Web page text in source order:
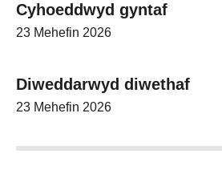
Cyhoeddwyd gyntaf
23 Mehefin 2026
Diweddarwyd diwethaf
23 Mehefin 2026